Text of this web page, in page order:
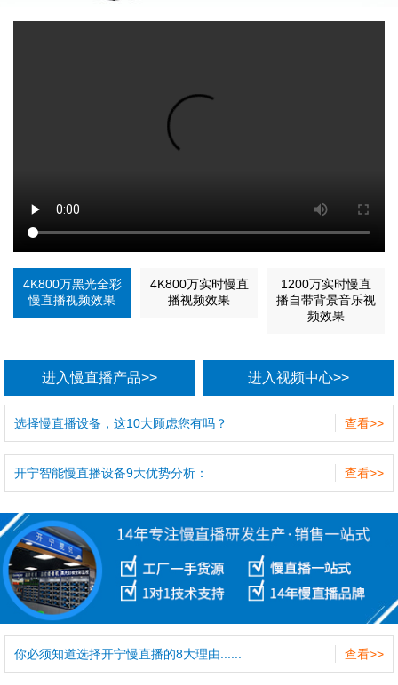
4K800万黑光全彩
慢直播视频效果
4K800万实时慢直
播视频效果
1200万实时慢直
播自带背景音乐视
频效果
进入慢直播产品>> 进入视频中心>>
查看>>
选择慢直播设备，这10大顾虑您有吗？
查看>>
开宁智能慢直播设备9大优势分析：
查看>>
你必须知道选择开宁慢直播的8大理由......